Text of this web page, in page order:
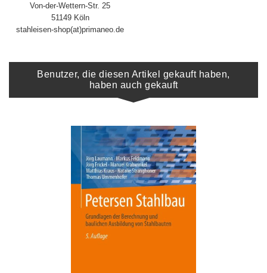
Von-der-Wettern-Str. 25
51149 Köln
stahleisen-shop(at)primaneo.de
Benutzer, die diesen Artikel gekauft haben,
haben auch gekauft